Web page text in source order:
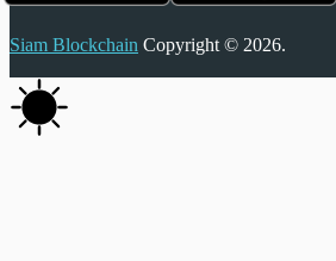
Siam Blockchain Copyright © 2026.